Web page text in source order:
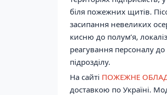
біля пожежних щитів.
засипання невеликих
кисню до полум’я,
реагування персоналу
підрозділу.
На сайті ПОЖЕЖНЕ
доставкою по Україні.